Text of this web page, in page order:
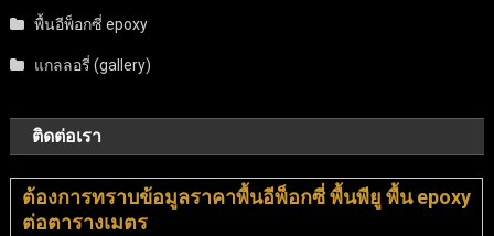
พื้นอีพ็อกซี่ epoxy
แกลลอรี่ (gallery)
ติดต่อเรา
ต้องการทราบข้อมูลราคาพื้นอีพ็อกซี่ พื้นพียู พื้น epoxy
ต่อตารางเมตร